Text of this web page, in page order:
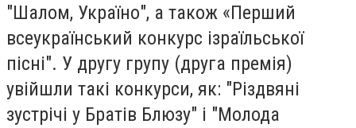
"Шалом, Україно", а також «Перший
всеукраїнський конкурс ізраїльської
пісні". У другу групу (друга премія)
увійшли такі конкурси, як: "Різдвяні
зустрічі у Братів Блюзу" і "Молода